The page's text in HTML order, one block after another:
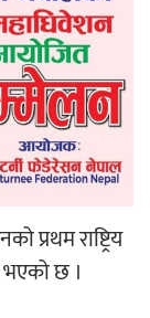
सम्पन्न
प्रथम राष्ट्रिय
भएको छ ।